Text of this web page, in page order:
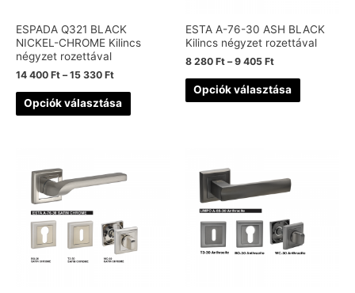
ESPADA Q321 BLACK
NICKEL-CHROME Kilincs
négyzet rozettával
14 400 Ft –15 330 Ft
Opciók választása
ESTA A-76-30 ASH BLACK
Kilincs négyzet rozettával
8 280 Ft –9 405 Ft
Opciók választása